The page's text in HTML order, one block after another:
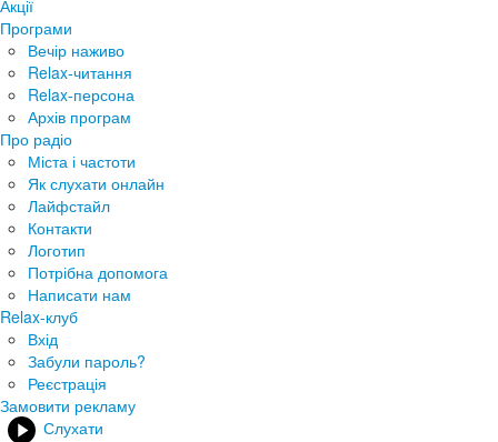
Акції
Програми
Вечір наживо
Relax-читання
Relax-персона
Архів програм
Про радіо
Міста і частоти
Як слухати онлайн
Лайфстайл
Контакти
Логотип
Потрібна допомога
Написати нам
Relax-клуб
Вхід
Забули пароль?
Реєстрація
Замовити рекламу
Слухати